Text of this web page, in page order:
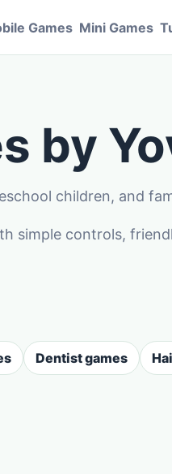
Games Mini Games
by
children, and
simple controls,
Dentist games